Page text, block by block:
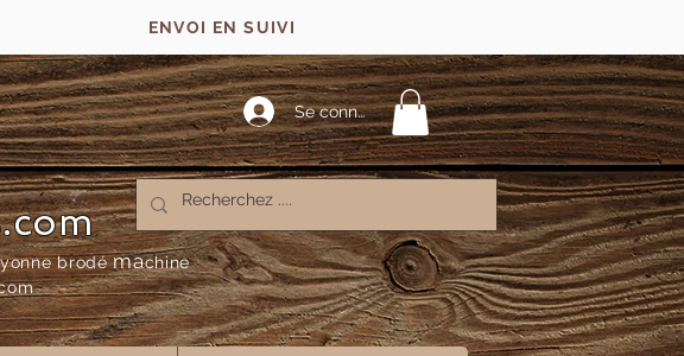
ENVOI EN SUIVI
Se connecter
brodémachine